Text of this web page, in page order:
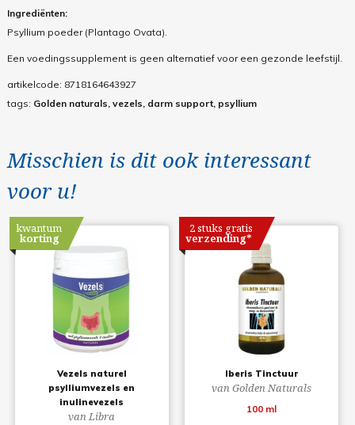
Ingrediënten:
Psyllium poeder (Plantago Ovata).
Een voedingssupplement is geen alternatief voor een gezonde leefstijl.
artikelcode: 8718164643927
tags: Golden naturals, vezels, darm support, psyllium
Misschien is dit ook interessant
voor u!
Vezels naturel
psylliumvezels en
inulinevezels
van Libra
kwantum
korting
Iberis Tinctuur
van Golden Naturals
100 ml
2 stuks gratis
verzending*